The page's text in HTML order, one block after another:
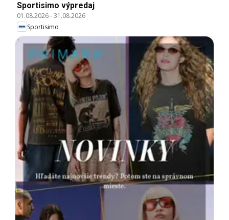
Sportisimo výpredaj
01.08.2026-31.08.2026
Sportisimo